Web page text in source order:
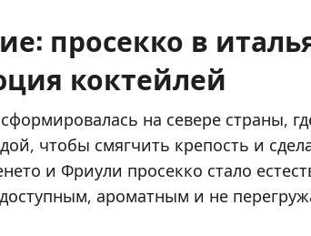
просекко в
коктейлей
на севере страны,
чтобы смягчить крепость и
и Фриули просекко стало
ароматным и не